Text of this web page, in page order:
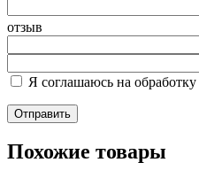
отзыв
Я соглашаюсь на обработку
Похожие товары